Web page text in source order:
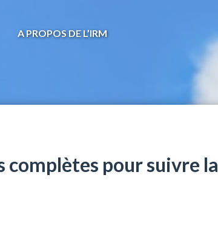
A PROPOS DE L’IRM
pour suivre la